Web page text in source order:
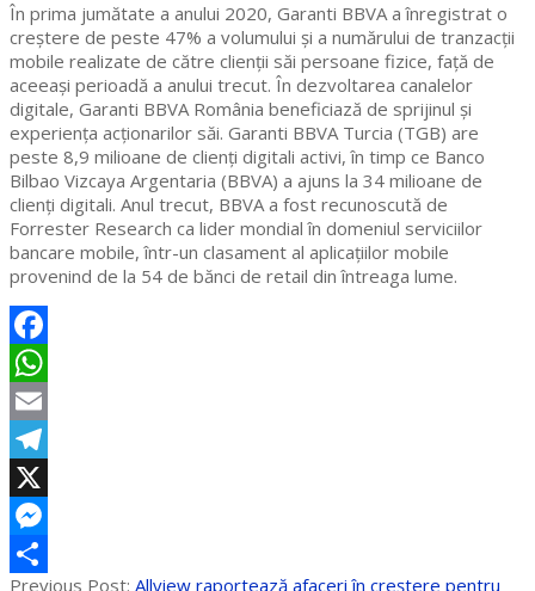
În prima jumătate a anului 2020, Garanti BBVA a înregistrat o
creștere de peste 47% a volumului și a numărului de tranzacții
mobile realizate de către clienții săi persoane fizice, față de
aceeași perioadă a anului trecut. În dezvoltarea canalelor
digitale, Garanti BBVA România beneficiază de sprijinul și
experiența acționarilor săi. Garanti BBVA Turcia (TGB) are
peste 8,9 milioane de clienți digitali activi, în timp ce Banco
Bilbao Vizcaya Argentaria (BBVA) a ajuns la 34 milioane de
clienți digitali. Anul trecut, BBVA a fost recunoscută de
Forrester Research ca lider mondial în domeniul serviciilor
bancare mobile, într-un clasament al aplicațiilor mobile
provenind de la 54 de bănci de retail din întreaga lume.
Facebook
WhatsApp
Email
Telegram
X
Messenger
2020-
Previous Post: Allview raportează afaceri în creștere pentru